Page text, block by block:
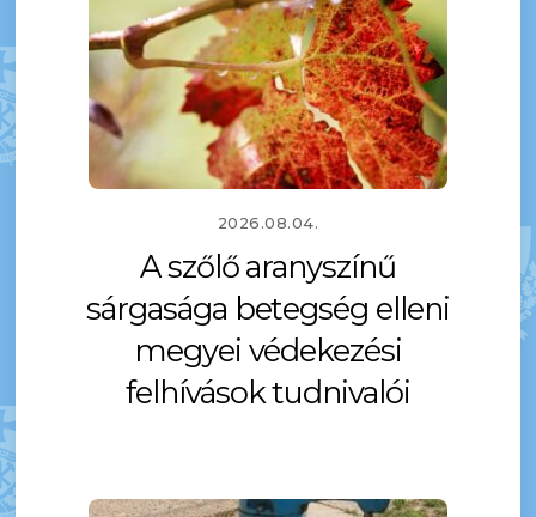
2026.08.04.
A szőlő aranyszínű
sárgasága betegség elleni
megyei védekezési
felhívások tudnivalói